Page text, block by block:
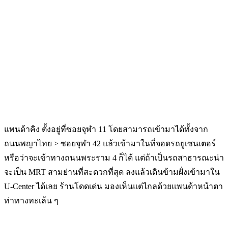
แพนด้าคิง ตั้งอยู่ที่ซอยจุฬา 11 โดยสามารถเข้ามาได้ทั้งจาก
ถนนพญาไทย > ซอยจุฬา 42 แล้วเข้ามาในที่จอดรถยูเซนเตอร์
หรือว่าจะเข้าทางถนนพระราม 4 ก็ได้ แต่ถ้าเป็นรถสาธารณะน่า
จะเป็น MRT สามย่านที่สะดวกที่สุด ลงแล้วเดินข้ามฝั่งเข้ามาใน
U-Center ได้เลย ร้านโดดเด่น มองเห็นแต่ไกลด้วยแพนด้าหน้าตา
ท่าทางทะเล้น ๆ